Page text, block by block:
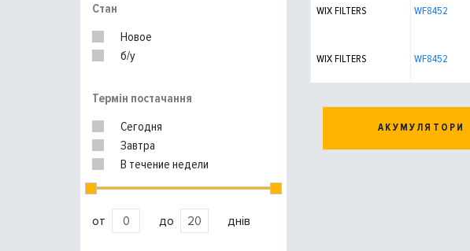
Стан
Новое
б/у
Термін постачання
Сегодня
Завтра
В течение недели
от до днів
WIX FILTERS WF8452
WIX FILTERS WF8452
АКУМУЛЯТОРИ